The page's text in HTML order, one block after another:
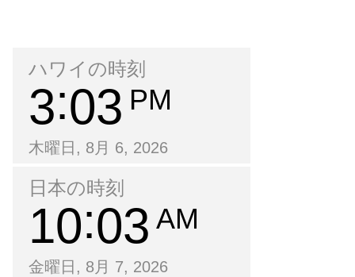
ハワイの時刻
3 03 PM
木曜日, 8月 6, 2026
日本の時刻
10 03 AM
金曜日, 8月 7, 2026